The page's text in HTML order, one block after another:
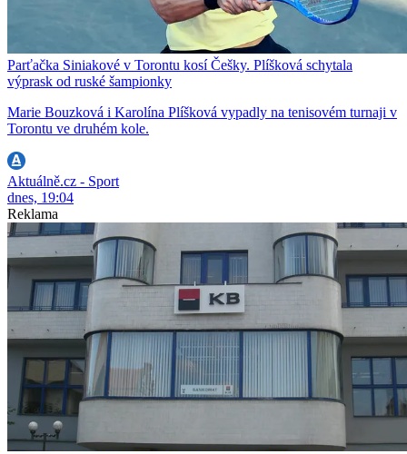
Parťačka Siniakové v Torontu kosí Češky. Plíšková schytala
výprask od ruské šampionky
Marie Bouzková i Karolína Plíšková vypadly na tenisovém turnaji v
Torontu ve druhém kole.
Aktuálně.cz - Sport
dnes, 19:04
Reklama